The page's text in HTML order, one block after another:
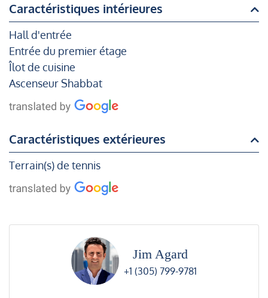
Caractéristiques intérieures
Hall d'entrée
Entrée du premier étage
Îlot de cuisine
Ascenseur Shabbat
Caractéristiques extérieures
Terrain(s) de tennis
Jim Agard
+1 (305) 799-9781